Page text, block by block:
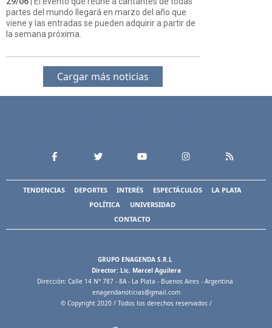
partes del mundo llegará en marzo del año que
viene y las entradas se pueden adquirir a partir de
la semana próxima.
Cargar más noticias
TENDENCIAS DEPORTES INTERÉS ESPECTÁCULOS
LA PLATA
POLÍTICA
UNIVERSIDAD
CONTACTO
GRUPO ENAGENDA S.R.L
Director: Lic. Marcel Aguilera
Dirección: Calle 14 N° 787 - 8A - La Plata - Buenos Aires - Argentina
enagendanoticias@gmail.com
© Copyright 2020 / Todos los derechos reservados /